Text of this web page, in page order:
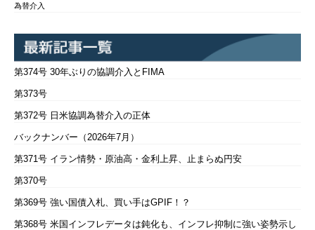
為替介入
第374号 30年ぶりの協調介入とFIMA
第373号
第372号 日米協調為替介入の正体
バックナンバー（2026年7月）
第371号 イラン情勢・原油高・金利上昇、止まらぬ円安
第370号
第369号 強い国債入札、買い手はGPIF！？
第368号 米国インフレデータは鈍化も、インフレ抑制に強い姿勢示し